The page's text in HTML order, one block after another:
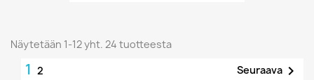
Näytetään 1-12 yht. 24 tuotteesta
1 2 Seuraava 